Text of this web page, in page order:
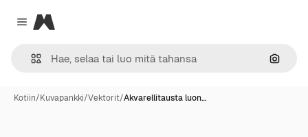
Close menu
Magnific
Hae
Kotiin/Kuvapankki/Vektorit/Akvarellitausta luon…